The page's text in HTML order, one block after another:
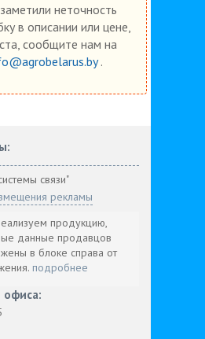
неточность
в описании или цене,
сообщите нам на
.
связи"
рекламы
продукцию,
данные продавцов
в блоке справа от
подробнее